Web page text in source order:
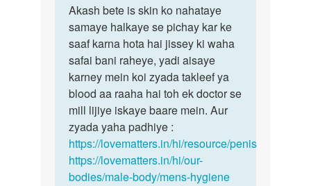
to
Land
mund
nahi
khulta
hai
by
Akash
Akash
bete
is
skin
ko…
Akash bete is skin ko nahataye
samaye halkaye se pichay kar ke
saaf karna hota hai jissey ki waha
safai bani raheye, yadi aisaye
karney mein koi zyada takleef ya
blood aa raaha hai toh ek doctor se
mill lijiye iskaye baare mein. Aur
zyada yaha padhiye :
https://lovematters.in/hi/resource/penis
https://lovematters.in/hi/our-
bodies/male-body/mens-hygiene